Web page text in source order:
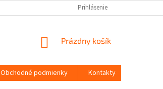
Prihlásenie
NÁKUPNÝ
Prázdny košík
Obchodné podmienky
Kontakty